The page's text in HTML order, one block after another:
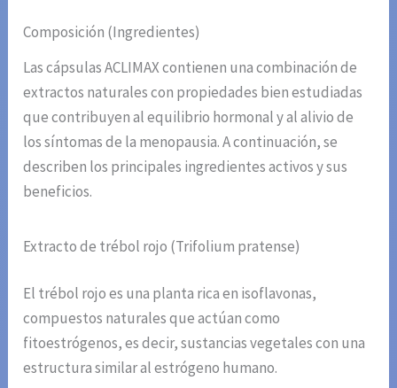
Composición (Ingredientes)
Las cápsulas ACLIMAX contienen una combinación de
extractos naturales con propiedades bien estudiadas
que contribuyen al equilibrio hormonal y al alivio de
los síntomas de la menopausia. A continuación, se
describen los principales ingredientes activos y sus
beneficios.
Extracto de trébol rojo (Trifolium pratense)
El trébol rojo es una planta rica en isoflavonas,
compuestos naturales que actúan como
fitoestrógenos, es decir, sustancias vegetales con una
estructura similar al estrógeno humano.